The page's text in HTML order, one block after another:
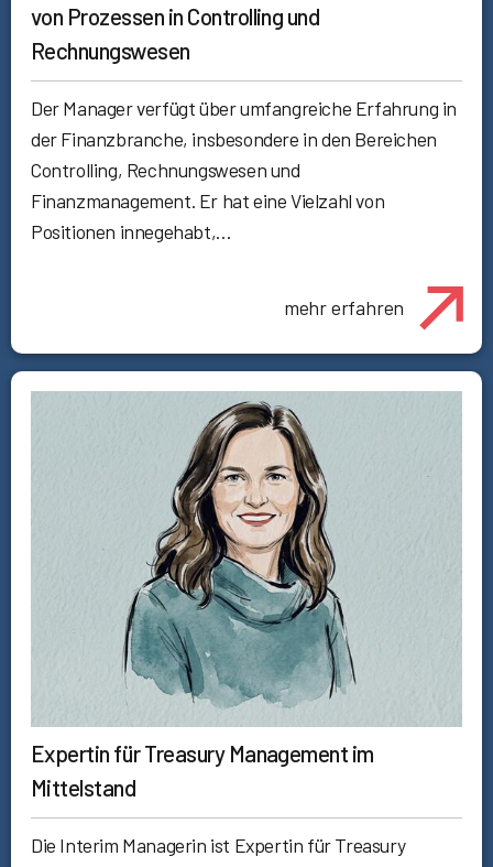
von Prozessen in Controlling und
Rechnungswesen
Der Manager verfügt über umfangreiche Erfahrung in
der Finanzbranche, insbesondere in den Bereichen
Controlling, Rechnungswesen und
Finanzmanagement. Er hat eine Vielzahl von
Positionen innegehabt,…
mehr erfahren
Expertin für Treasury Management im
Mittelstand
Die Interim Managerin ist Expertin für Treasury